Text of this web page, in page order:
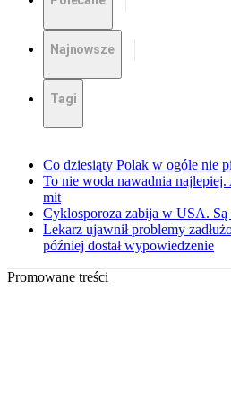
Najnowsze
Tagi
Co dziesiąty Polak w ogóle nie
To nie woda nawadnia
mit
Cyklosporoza zabija w USA.
Lekarz ujawnił problemy
później dostał wypowiedzenie
Promowane treści